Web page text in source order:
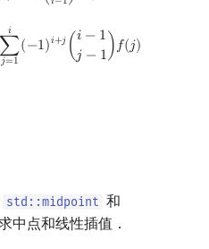
𝑖−1
𝑖
∑
𝑗=1
(−1)𝑖+𝑗 ( 𝑖 − 1
𝑗 − 1 )𝑓(𝑗)
∑j=1 i ( i−1 j− 1) f(
std::midpoint 和
中点和线性插值．